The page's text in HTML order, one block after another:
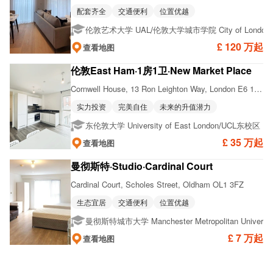
£ 120 万起
配套齐全 交通便利 位置优越
伦敦艺术大学 UAL/伦敦大学城市学院 City of London
查看地图
伦敦East Ham·1房1卫·New Market Place
£ 35 万起
Cornwell House, 13 Ron Leighton Way, London E6 1EQ
实力投资 完美自住 未来的升值潜力
东伦敦大学 University of East London/UCL东校区
查看地图
曼彻斯特·Studio·Cardinal Court
£ 7 万起
Cardinal Court, Scholes Street, Oldham OL1 3FZ
生态宜居 交通便利 位置优越
曼彻斯特城市大学 Manchester Metropolitan
查看地图